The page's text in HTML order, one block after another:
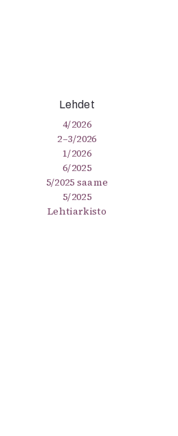
Lehdet
4/2026
2–3/2026
1/2026
6/2025
5/2025 saame
5/2025
Lehtiarkisto